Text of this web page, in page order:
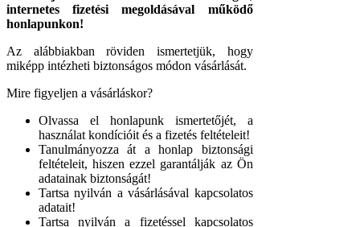
internetes fizetési megoldásával működő
honlapunkon!
Az alábbiakban röviden ismertetjük, hogy
miképp intézheti biztonságos módon vásárlását.
Mire figyeljen a vásárláskor?
Olvassa el honlapunk ismertetőjét, a
használat kondícióit és a fizetés feltételeit!
Tanulmányozza át a honlap biztonsági
feltételeit, hiszen ezzel garantálják az Ön
adatainak biztonságát!
Tartsa nyilván a vásárlásával kapcsolatos
adatait!
Tartsa nyilván a fizetéssel kapcsolatos